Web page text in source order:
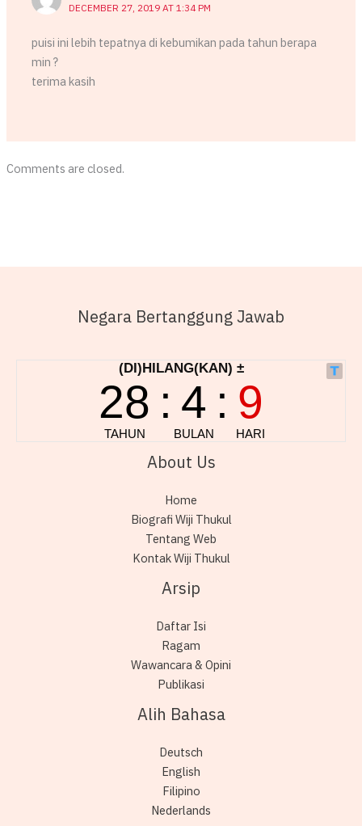
DECEMBER 27, 2019 AT 1:34 PM
puisi ini lebih tepatnya di kebumikan pada tahun berapa
min ?
terima kasih
Comments are closed.
Negara Bertanggung Jawab
About Us
Home
Biografi Wiji Thukul
Tentang Web
Kontak Wiji Thukul
Arsip
Daftar Isi
Ragam
Wawancara & Opini
Publikasi
Alih Bahasa
Deutsch
English
Filipino
Nederlands